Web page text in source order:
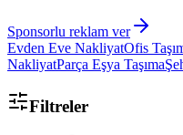
Sponsorlu reklam ver
Evden Eve NakliyatOfis
NakliyatParça Eşya Taşıma
Filtreler